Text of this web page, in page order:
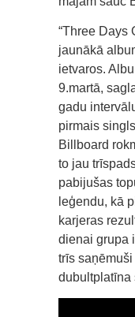
“Three Days
jaunākā
ietvaros.
9.martā,
gadu
pirmais
Billboard
to jau
pabijušas
leģendu, kā
karjeras
dienai grupa
trīs
dubultplatīna